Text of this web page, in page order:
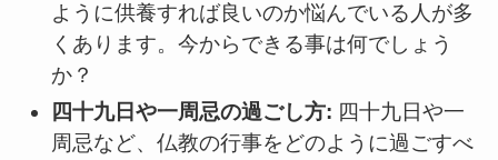
ように供養すれば良いのか悩んでいる人が多
くあります。今からできる事は何でしょう
か？
四十九日や一周忌の過ごし方: 四十九日や一
周忌など、仏教の行事をどのように過ごすべ